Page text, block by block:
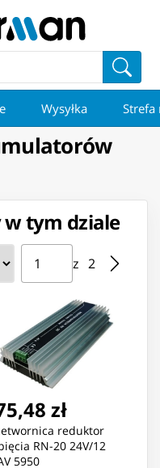
Wysyłka Strefa
tym dziale
Strona ⁨1⁩ z ⁨2⁩
z ⁨2⁩
Przejdź do strony
zł
reduktor
RN-20 24V/12
5950